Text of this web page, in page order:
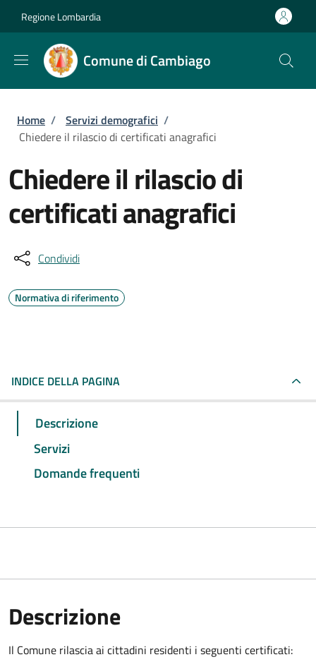
Regione Lombardia
Comune di Cambiago
Briciole di pane
Home / Servizi demografici /
Chiedere il rilascio di certificati anagrafici
Chiedere il rilascio di
certificati anagrafici
Condividi
Normativa di riferimento
INDICE DELLA PAGINA
Descrizione
Servizi
Domande frequenti
Descrizione
Il Comune rilascia ai cittadini residenti i seguenti certificati: